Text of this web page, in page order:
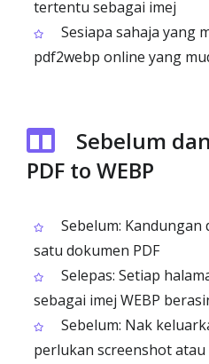
tertentu sebagai imej
Sesiapa sahaja yang
pdf2webp online yang
Sebelum
PDF to WEBP
Sebelum:
satu dokumen PDF
Selepas: Setiap
sebagai imej WEBP
Sebelum: Nak
perlukan screenshot